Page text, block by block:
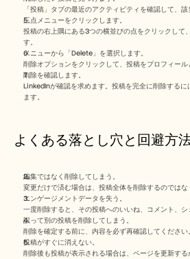
「投稿」タブの最近のアクティビティを確認して、該
三点メニューをクリックします。
投稿の右上隅にある3つの横並びの点をクリックして
す。
メニューから「Delete」を選択します。
削除オプションをクリックして、投稿をプロフィール
削除を確認します。
LinkedInが確認を求めます。投稿を完全に削除する
ます。
よくある落とし穴と回避方
編集ではなく削除してしまう。
変更だけで済む場合は、投稿全体を削除するのではな
エンゲージメントデータを失う。
一度削除すると、その投稿へのいいね、コメント、シ
誤って別の投稿を削除してしまう。
削除を確定する前に、内容を必ず再確認してください。
投稿がすぐに消えない。
削除後も投稿が表示される場合は、ページを更新す